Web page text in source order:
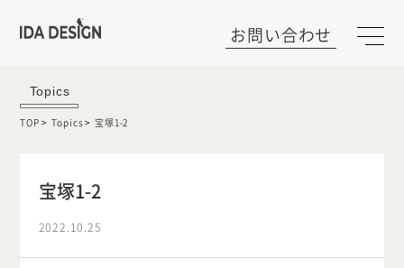
お問い合わせ
Topics
TOP Topics 宝塚1-2
宝塚1-2
2022.10.25